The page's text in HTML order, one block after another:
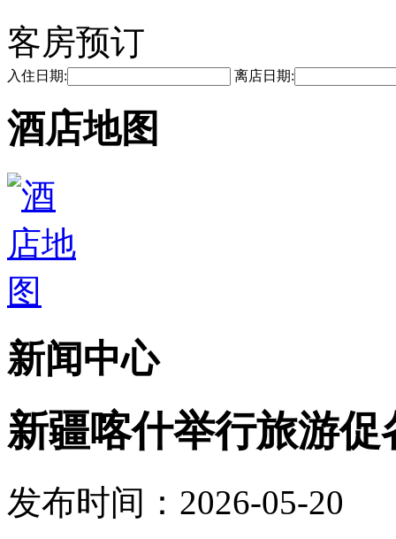
客房预订
入住日期: 离店日期:
酒店地图
新闻中心
新疆喀什举行旅游
发布时间：2026-05-20